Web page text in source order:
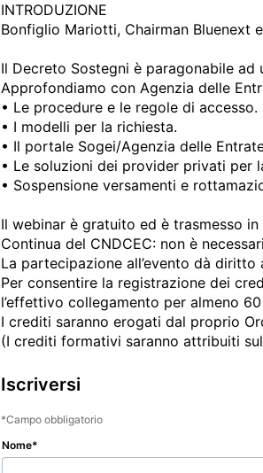
INTRODUZIONE
Bonfiglio Mariotti, Chairman Bluenext
Il Decreto Sostegni è paragonabile
Approfondiamo con Agenzia delle
• Le procedure e le regole di accesso.
• I modelli per la richiesta.
• Il portale Sogei/Agenzia delle
• Le soluzioni dei provider privati per
• Sospensione versamenti e
Il webinar è gratuito ed è trasmesso
Continua del CNDCEC: non è
La partecipazione all’evento dà
Per consentire la registrazione dei
l’effettivo collegamento per almeno
I crediti saranno erogati dal proprio
(I crediti formativi saranno attribuiti
Iscriversi
Campo obbligatorio
Nome